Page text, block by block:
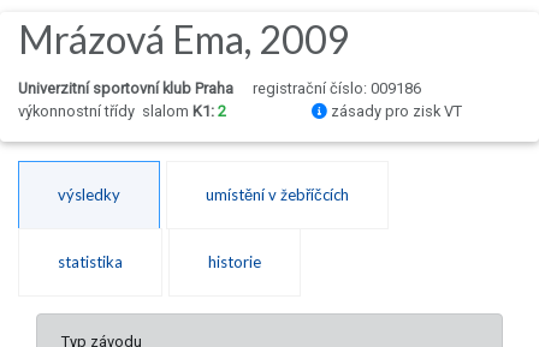
Mrázová Ema, 2009
Univerzitní sportovní klub Praha
registrační číslo: 009186
výkonnostní třídy slalom K1: 2 zásady pro zisk VT
výsledky umístění v žebříčcích
statistika historie
Typ závodu